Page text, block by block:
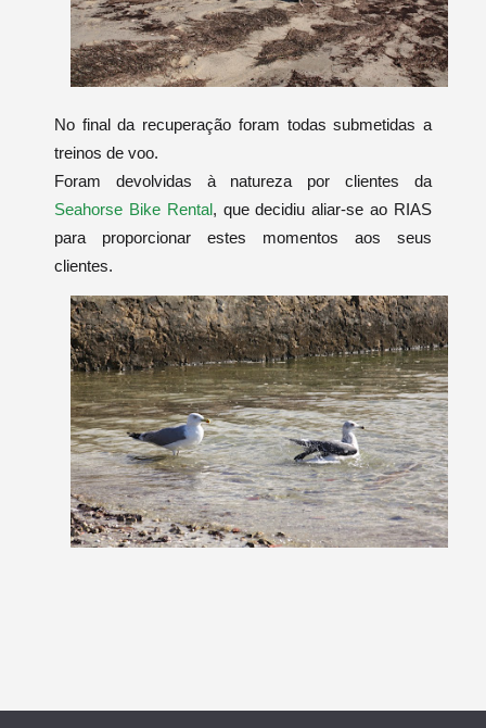
No final da recuperação foram todas submetidas a
treinos de voo.
Foram devolvidas à natureza por clientes da
Seahorse Bike Rental, que decidiu aliar-se ao RIAS
para proporcionar estes momentos aos seus
clientes.